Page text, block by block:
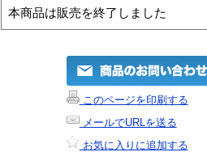
本商品は販売を終了しました
このページを印刷する
メールでURLを送る
お気に入りに追加する